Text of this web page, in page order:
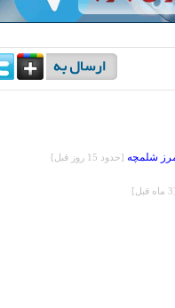
[حدود 15 روز قبل]
[3 ماه قبل]